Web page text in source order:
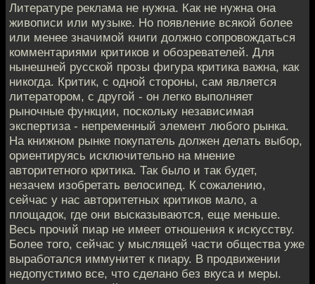
Литературе реклама не нужна. Как не нужна она
живописи или музыке. Но появление всякой более
или менее значимой книги должно сопровождаться
комментариями критиков и обозревателей. Для
нынешней русской прозы фигура критика важна, как
никогда. Критик, с одной стороны, сам является
литератором, с другой - он легко выполняет
рыночные функции, поскольку независимая
экспертиза - непременный элемент любого рынка.
На книжном рынке покупатель должен делать выбор,
ориентируясь исключительно на мнение
авторитетного критика. Так было и так будет,
незачем изобретать велосипед. К сожалению,
сейчас у нас авторитетных критиков мало, а
площадок, где они высказываются, еще меньше.
Весь прочий пиар не имеет отношения к искусству.
Более того, сейчас у мыслящей части общества уже
выработался иммунитет к пиару. В продвижении
недопустимо все, что сделано без вкуса и меры.